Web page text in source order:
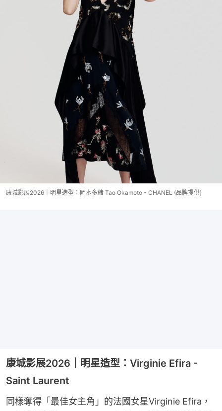
康城影展2026｜明星造型：岡本多緒 Tao Okamoto - CHANEL (品牌提供)
康城影展2026｜明星造型：Virginie Efira -
Saint Laurent
同樣奪得「最佳女主角」的法國女星Virginie Efira，